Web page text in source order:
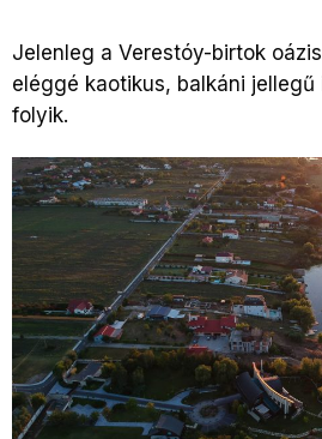
Jelenleg a Verestóy-birtok
eléggé kaotikus, balkáni
folyik.